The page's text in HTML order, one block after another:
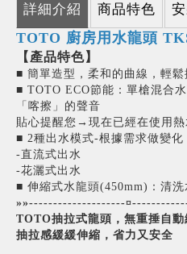
詳細介紹 商品特色
TOTO 廚房用水龍頭
【產品特色】
‎■ 簡單造型，柔和的曲線，輕鬆
‎■ TOTO ECO節能：單槍混合
「喀擦」的聲音
貼心提醒您→現在已經在使用熱
■ 2種出水模式-根據需求做變化
-直流式出水
-花灑式出水
■ 伸縮式水龍頭(450mm)：清洗
»»--------------------
TOTO抽拉式龍頭，無重捶自動
抽拉感緩緩伸縮，省力又安全